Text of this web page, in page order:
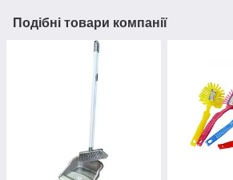
Подібні товари компанії